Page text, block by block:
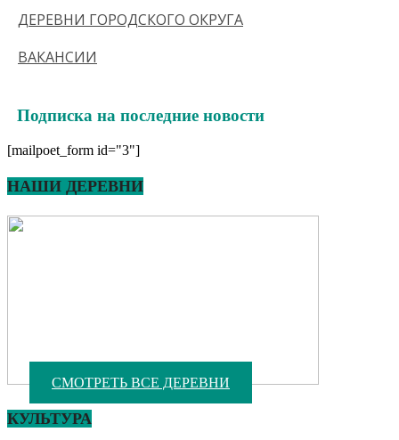
ДЕРЕВНИ ГОРОДСКОГО ОКРУГА
ВАКАНСИИ
Подписка на последние новости
[mailpoet_form id="3"]
НАШИ ДЕРЕВНИ
СМОТРЕТЬ ВСЕ ДЕРЕВНИ
КУЛЬТУРА